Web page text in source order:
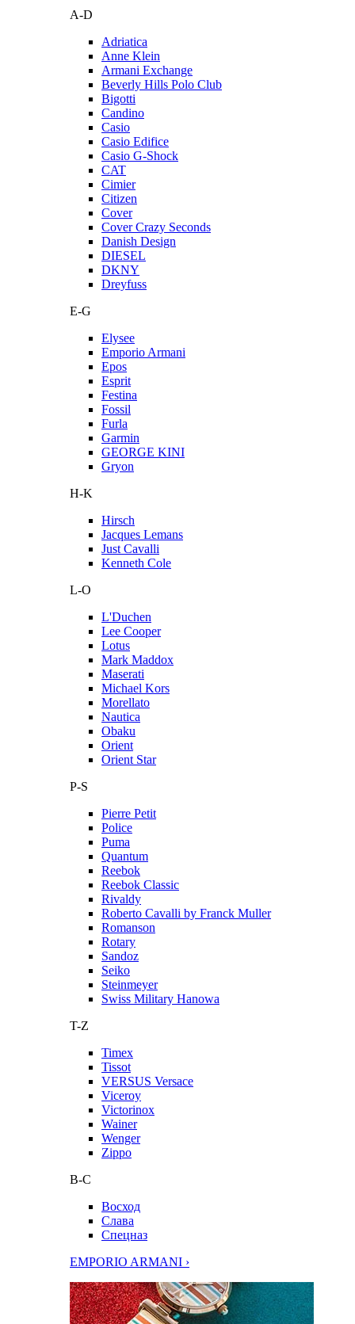
A-D
Adriatica
Anne Klein
Armani Exchange
Beverly Hills Polo Club
Bigotti
Candino
Casio
Casio Edifice
Casio G-Shock
CAT
Cimier
Citizen
Cover
Cover Crazy Seconds
Danish Design
DIESEL
DKNY
Dreyfuss
E-G
Elysee
Emporio Armani
Epos
Esprit
Festina
Fossil
Furla
Garmin
GEORGE KINI
Gryon
H-K
Hirsch
Jacques Lemans
Just Cavalli
Kenneth Cole
L-O
L'Duchen
Lee Cooper
Lotus
Mark Maddox
Maserati
Michael Kors
Morellato
Nautica
Obaku
Orient
Orient Star
P-S
Pierre Petit
Police
Puma
Quantum
Reebok
Reebok Classic
Rivaldy
Roberto Cavalli by Franck Muller
Romanson
Rotary
Sandoz
Seiko
Steinmeyer
Swiss Military Hanowa
T-Z
Timex
Tissot
VERSUS Versace
Viceroy
Victorinox
Wainer
Wenger
Zippo
В-С
Восход
Слава
Спецназ
EMPORIO ARMANI ›